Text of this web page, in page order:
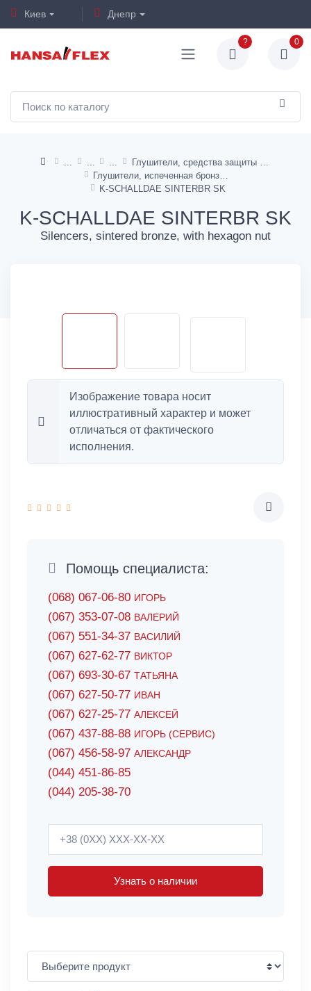
Киев Днепр
? 0
K-SCHALLDAE SINTERBR SK
K-SCHALLDAE SINTERBR SK
Silencers, sintered bronze, with hexagon nut
Изображение товара носит
иллюстративный характер и может
отличаться от фактического
исполнения.
Помощь специалиста:
(068) 067-06-80 ИГОРЬ
(067) 353-07-08 ВАЛЕРИЙ
(067) 551-34-37 ВАСИЛИЙ
(067) 627-62-77 ВИКТОР
(067) 693-30-67 ТАТЬЯНА
(067) 627-50-77 ИВАН
(067) 627-25-77 АЛЕКСЕЙ
(067) 437-88-88 ИГОРЬ (СЕРВИС)
(067) 456-58-97 АЛЕКСАНДР
(044) 451-86-85
(044) 205-38-70
Узнать о наличии